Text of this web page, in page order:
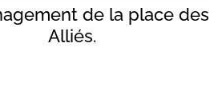
de la place des
Alliés.